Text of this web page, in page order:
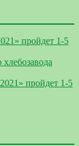
пройдет 1-5
пройдет 1-5